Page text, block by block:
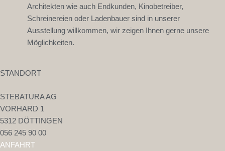
Architekten wie auch Endkunden, Kinobetreiber,
Schreinereien oder Ladenbauer sind in unserer
Ausstellung willkommen, wir zeigen Ihnen gerne unsere
Möglichkeiten.
STANDORT
STEBATURA AG
VORHARD 1
5312 DÖTTINGEN
056 245 90 00
ANFAHRT